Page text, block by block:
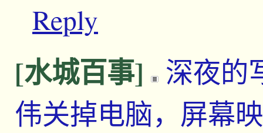
Reply
[水城百事]
深夜的
伟关掉电脑，屏幕